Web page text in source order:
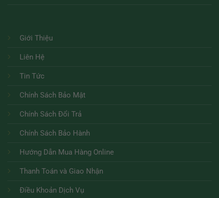
Giới Thiệu
Liên Hệ
Tin Tức
Chính Sách Bảo Mật
Chính Sách Đổi Trả
Chính Sách Bảo Hành
Hướng Dẫn Mua Hàng Online
Thanh Toán và Giao Nhận
Điều Khoản Dịch Vụ